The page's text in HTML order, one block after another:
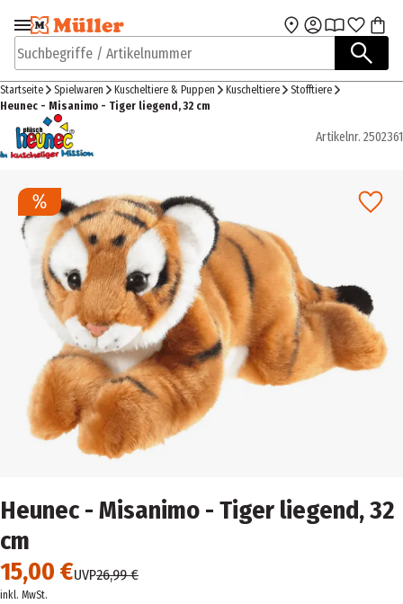
Zur Navigation
springen
Zum Hauptinhalt
Suchbegriffe / Artikelnummer
Startseite Spielwaren Kuscheltiere & Puppen Kuscheltiere
Stofftiere
Heunec - Misanimo - Tiger liegend, 32 cm
Artikelnr. 2502361
Heunec - Misanimo - Tiger liegend, 32
cm
15,00 €UVP26,99 €
inkl. MwSt.